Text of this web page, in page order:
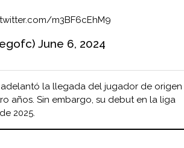
m3BF6cEhM9
June 6, 2024
adelantó la llegada del jugador de origen
años. Sin embargo, su debut en la liga
2025.